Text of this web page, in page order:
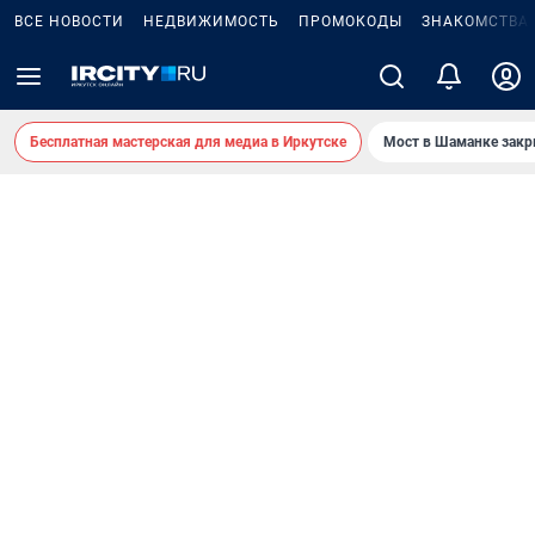
ВСЕ НОВОСТИ НЕДВИЖИМОСТЬ ПРОМОКОДЫ ЗНАКОМСТВА
Бесплатная мастерская для медиа в Иркутске Мост в Шаманке